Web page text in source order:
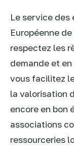
Le service des
Européenne
respectez les
demande et
vous facilitez
la valorisation
encore en bon
associations
ressourceries